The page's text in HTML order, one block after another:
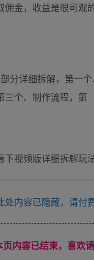
金，收益是很可观的
分详细拆解，第一
三个、制作流程，第
视频版详细拆解玩法
内容已隐藏，请付
页内容已结束，喜欢